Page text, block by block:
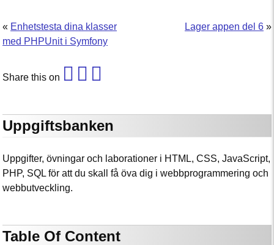
Lager appen del 6»
« Enhetstesta dina klasser
med PHPUnit i Symfony
Share this on
Uppgiftsbanken
Uppgifter, övningar och laborationer i HTML, CSS, JavaScript,
PHP, SQL för att du skall få öva dig i webbprogrammering och
webbutveckling.
Table Of Content